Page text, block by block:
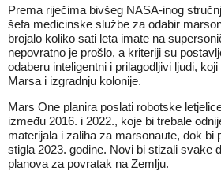
Prema riječima bivšeg NASA-inog
šefa medicinske službe za odabir
brojalo koliko sati leta imate na
nepovratno je prošlo, a kriteriji su
odaberu inteligentni i prilagodljivi ljudi,
Marsa i izgradnju kolonije.
Mars One planira poslati robotske
između 2016. i 2022., koje bi trebale
materijala i zaliha za marsonaute, dok bi
stigla 2023. godine. Novi bi stizali svake
planova za povratak na Zemlju.